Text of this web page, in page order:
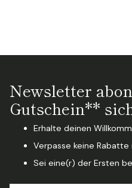
Newsletter
Gutschein**
Erhalte deinen
Verpasse keine Rabatte
Sei eine(r) der Ersten